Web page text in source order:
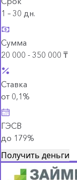
1 – 30 дн.
Сумма
20 000 - 350 000 ₸
Ставка
от 0,1%
ГЭСВ
до 179%
Получить деньги